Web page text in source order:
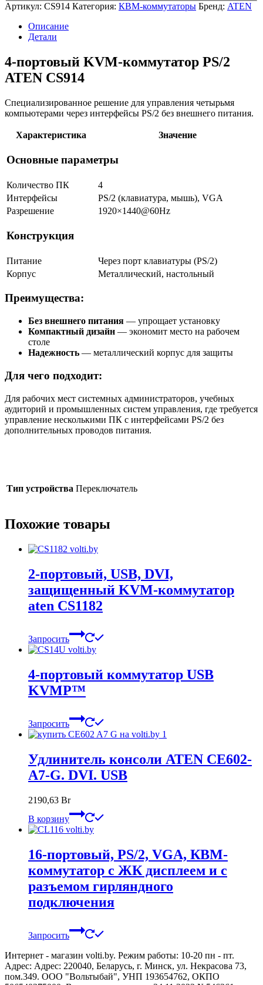
Артикул: CS914 Категория: КВМ-коммутаторы Бренд: ATEN
Описание
Детали
4-портовый KVM-коммутатор PS/2
ATEN CS914
Специализированное решение для управления четырьмя
компьютерами через интерфейсы PS/2 без внешнего питания.
Характеристика Значение
Основные параметры
Количество ПК
4
Интерфейсы
PS/2 (клавиатура, мышь), VGA
Разрешение
1920×1440@60Hz
Конструкция
Питание
Через порт клавиатуры (PS/2)
Корпус
Металлический, настольный
Преимущества:
Без внешнего питания — упрощает установку
Компактный дизайн — экономит место на рабочем
столе
Надежность — металлический корпус для защиты
Для чего подходит:
Для рабочих мест системных администраторов, учебных
аудиторий и промышленных систем управления, где требуется
управление несколькими ПК с интерфейсами PS/2 без
дополнительных проводов питания.
Тип устройства Переключатель
Похожие товары
2-портовый, USB, DVI,
защищенный KVM-коммутатор
aten CS1182
Запросить
4-портовый коммутатор USB
KVMP™
Запросить
Удлинитель консоли ATEN CE602-
A7-G. DVI. USB
2190,63 Br
В корзину
16-портовый, PS/2, VGA, КВМ-
коммутатор с ЖК дисплеем и с
разъемом гирляндного
подключения
Запросить
Интернет - магазин volti.by. Режим работы: 10-20 пн - пт.
Адрес: Адрес: 220040, Беларусь, г. Минск, ул. Некрасова 73,
пом.349. ООО "Вольтыбай", УНП 193654762, ОКПО